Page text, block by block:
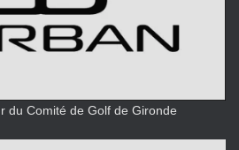
du Comité de Golf de Gironde